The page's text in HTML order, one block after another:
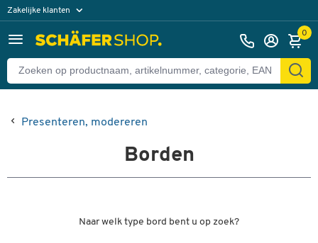
Zakelijke klanten
Particuliere klanten 0
Presenteren, modereren
Borden
Naar welk type bord bent u op zoek?